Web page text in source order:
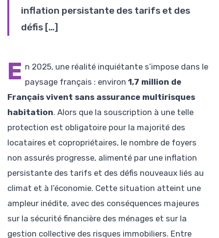
inflation persistante des tarifs et des
défis […]
E n 2025, une réalité inquiétante s’impose dans le
paysage français : environ1,7 million de
Français vivent sans assurance multirisques
habitation. Alors que la souscription à une telle
protection est obligatoire pour la majorité des
locataires et copropriétaires, le nombre de foyers
non assurés progresse, alimenté par une inflation
persistante des tarifs et des défis nouveaux liés au
climat et à l’économie. Cette situation atteint une
ampleur inédite, avec des conséquences majeures
sur la sécurité financière des ménages et sur la
gestion collective des risques immobiliers. Entre